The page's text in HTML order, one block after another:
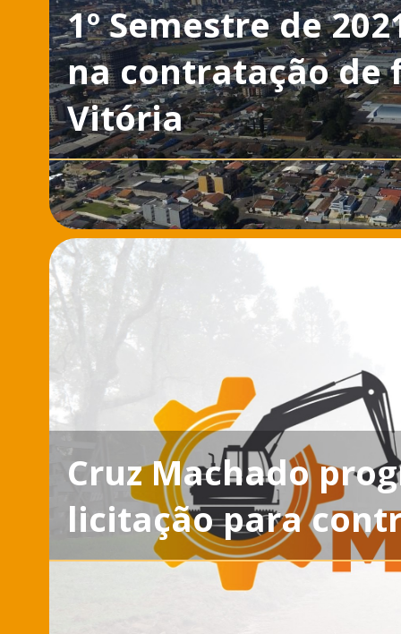
1º Semestre de
na contratação de
Vitória
Cruz Machado
licitação para